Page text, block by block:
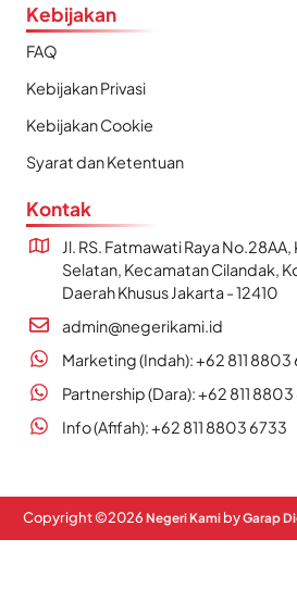
Kebijakan
FAQ
Kebijakan Privasi
Kebijakan Cookie
Syarat dan Ketentuan
Kontak
Jl. RS. Fatmawati Raya
Selatan, Kecamatan Cilandak,
Daerah Khusus Jakarta - 12410
admin@negerikami.id
Marketing (Indah): +62 811 8803
Partnership (Dara): +62 811
Info (Afifah): +62 811 8803 6733
Copyright ©2026 Negeri Kami byGarap